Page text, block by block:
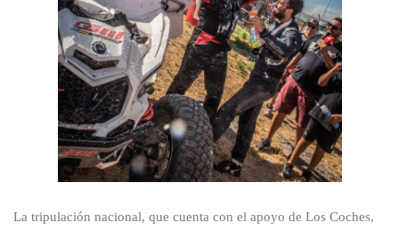
La tripulación nacional, que cuenta con el apoyo de Los Coches,